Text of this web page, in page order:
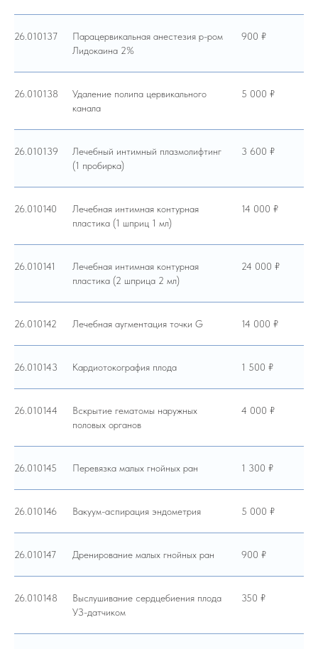
26.010137
Парацервикальная анестезия р-ром
Лидокаина 2%
900 ₽
26.010138
Удаление полипа цервикального
канала
5 000 ₽
26.010139
Лечебный интимный плазмолифтинг
(1 пробирка)
3 600 ₽
26.010140
Лечебная интимная контурная
пластика (1 шприц 1 мл)
14 000 ₽
26.010141
Лечебная интимная контурная
пластика (2 шприца 2 мл)
24 000 ₽
26.010142 Лечебная аугментация точки G 14 000 ₽
26.010143 Кардиотокография плода 1 500 ₽
26.010144
Вскрытие гематомы наружных
половых органов
4 000 ₽
26.010145 Перевязка малых гнойных ран 1 300 ₽
26.010146 Вакуум-аспирация эндометрия 5 000 ₽
26.010147 Дренирование малых гнойных ран 900 ₽
26.010148
Выслушивание сердцебиения плода
УЗ-датчиком
350 ₽